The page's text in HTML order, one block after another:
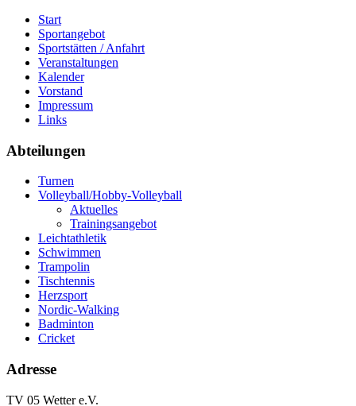
Start
Sportangebot
Sportstätten / Anfahrt
Veranstaltungen
Kalender
Vorstand
Impressum
Links
Abteilungen
Turnen
Volleyball/Hobby-Volleyball
Aktuelles
Trainingsangebot
Leichtathletik
Schwimmen
Trampolin
Tischtennis
Herzsport
Nordic-Walking
Badminton
Cricket
Adresse
TV 05 Wetter e.V.